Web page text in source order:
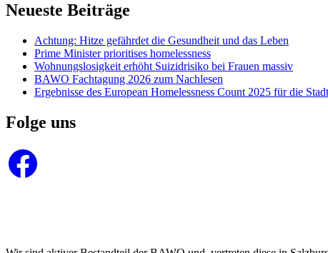
Neueste Beiträge
Achtung: Hitze gefährdet die Gesundheit und das Leben
Prime Minister prioritises homelessness
Wohnungslosigkeit erhöht Suizidrisiko bei Frauen massiv
BAWO Fachtagung 2026 zum Nachlesen
Ergebnisse des European Homelessness Count 2025 für die
Folge uns
Facebook